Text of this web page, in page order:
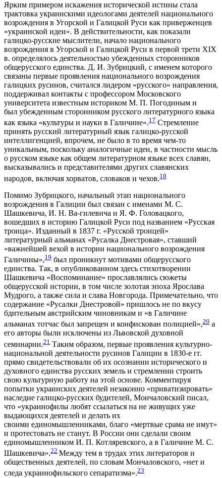
Ярким примером искажения исторической истины стала
трактовка украинскими идеологами деятелей национального
возрождения в Угорской и Галицкой Руси как приверженцев
«украинской идеи». В действительности, как показали
галицко-русские мыслители, начало национального
возрождения в Угорской и Галицкой Руси в первой трети XIX
в. определялось деятельностью убежденных сторонников
общерусского единства. Д. И. Зубрицкий, с именем которого
связаны первые проявления национального возрождения
галицких русинов, считался лидером «русского» направления,
поддерживал контакты с профессором Московского
университета известным историком М. П. Погодиным и
был убежденным сторонником русского литературного языка
как языка «культуры и науки в Галичине».17 Стремление
принять русский литературный язык галицко-русской
интеллигенцией, впрочем, не было в то время чем-то
уникальным, поскольку аналогичные идеи, в частности мысль
о русском языке как общем литературном языке всех славян,
высказывались и представителями других славянских
народов, включая хорватов, словаков и чехов.18
Помимо Зубрицкого, начальный этап национального
возрождения в Галиции был связан с именами М. С.
Шашкевича, И. Н. Ва-гилевича и Я. Ф. Головацкого,
вошедших в историю Галицкой Руси под названием «Русская
троица». Изданный в 1837 г. «Русской троицей»
литературный альманах «Русалка Днестровая», ставший
«важнейшей вехой в истории национального возрождения
Галичины»,19 был проникнут мотивами общерусского
единства. Так, в опубликованном здесь стихотворении
Шашкевича «Воспоминание» прославлялись сюжеты
общерусской истории, в том числе золотая эпоха Ярослава
Мудрого, а также сила и слава Новгорода. Примечательно, что
содержание «Русалки Днестровой» пришлось не по вкусу
бдительным австрийским чиновникам и «в Галичине
альманах тотчас был запрещен и конфискован полицией»,20 а
его авторы были исключены из Львовской духовной
семинарии.21 Таким образом, первые проявления культурно-
национальной деятельности русинов Галиции в 1830-е гг.
прямо свидетельствовали об их осознании исторического и
духовного единства русских земель и стремлении строить
свою культурную работу на этой основе. Комментируя
попытки украинских деятелей незаконно «приватизировать»
наследие галицко-русских будителей, Мончаловский писал,
что «украинофилы любят ссылаться на не живущих уже
выдающихся деятелей и делать их
своими единомышленниками, благо «мертвые срама не имут»
и протестовать не станут. В России они сделали своим
единомышленником И. П. Котляревского, а в Галичине М. С.
Шашкевича».22 Между тем в трудах этих литераторов и
общественных деятелей, по словам Мончаловского, «нет и
следа украинофильского сепаратизма».23